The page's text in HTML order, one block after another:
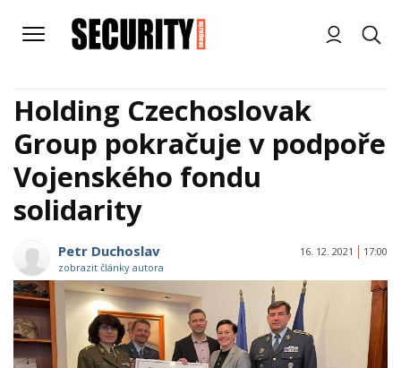
Holding Czechoslovak
Group pokračuje v podpoře
Vojenského fondu
solidarity
Petr Duchoslav
zobrazit články autora
16. 12. 2021 17:00